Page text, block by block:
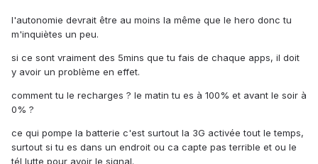
l'autonomie devrait être au moins la même que le hero donc tu
m'inquiètes un peu.
si ce sont vraiment des 5mins que tu fais de chaque apps, il doit
y avoir un problème en effet.
comment tu le recharges ? le matin tu es à 100% et avant le soir à
0% ?
ce qui pompe la batterie c'est surtout la 3G activée tout le temps,
surtout si tu es dans un endroit ou ca capte pas terrible et ou le
tél lutte pour avoir le signal.